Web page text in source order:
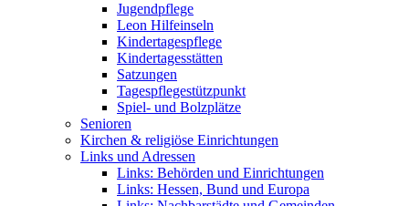
Jugendpflege
Leon Hilfeinseln
Kindertagespflege
Kindertagesstätten
Satzungen
Tagespflegestützpunkt
Spiel- und Bolzplätze
Senioren
Kirchen & religiöse Einrichtungen
Links und Adressen
Links: Behörden und Einrichtungen
Links: Hessen, Bund und Europa